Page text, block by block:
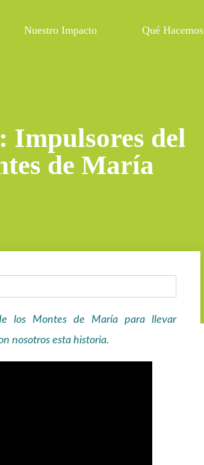
Nuestro Impacto Qué Hacemos
Impulsores del
de María
los Montes de María para llevar
nosotros esta historia.